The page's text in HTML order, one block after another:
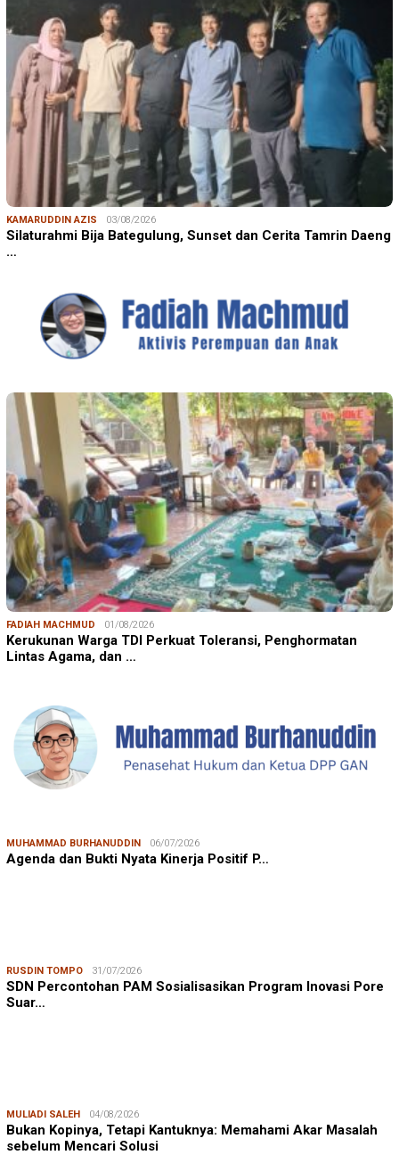
KAMARUDDIN AZIS 03/08/2026
Silaturahmi Bija Bategulung, Sunset dan Cerita Tamrin Daeng
…
FADIAH MACHMUD 01/08/2026
Kerukunan Warga TDI Perkuat Toleransi, Penghormatan
Lintas Agama, dan …
MUHAMMAD BURHANUDDIN 06/07/2026
Agenda dan Bukti Nyata Kinerja Positif P…
RUSDIN TOMPO 31/07/2026
SDN Percontohan PAM Sosialisasikan Program Inovasi Pore
Suar…
MULIADI SALEH 04/08/2026
Bukan Kopinya, Tetapi Kantuknya: Memahami Akar Masalah
sebelum Mencari Solusi